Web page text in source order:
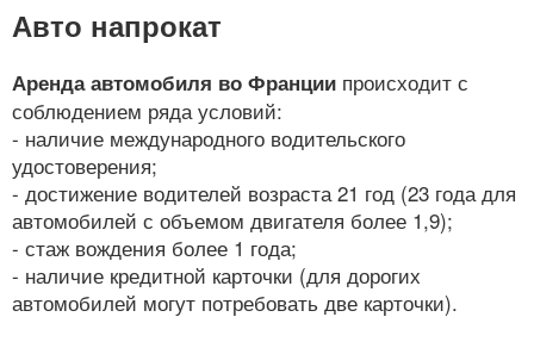
Авто напрокат
Аренда автомобиля во Франции происходит с
соблюдением ряда условий:
- наличие международного водительского
удостоверения;
- достижение водителей возраста 21 год (23 года для
автомобилей с объемом двигателя более 1,9);
- стаж вождения более 1 года;
- наличие кредитной карточки (для дорогих
автомобилей могут потребовать две карточки).